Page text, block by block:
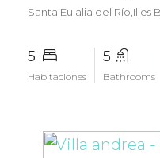
Santa Eulalia del Río,Illes
5
Habitaciones
5
Bathrooms